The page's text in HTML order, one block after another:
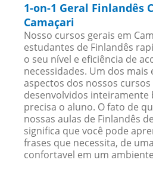
1-on-1 Geral Finlandês
Camaçari
Nosso cursos gerais em
estudantes de Finlandês
o seu nível e eficiência de
necessidades. Um dos mais
aspectos dos nossos cursos
desenvolvidos inteiramente
precisa o aluno. O fato de
nossas aulas de Finlandês
significa que você pode
frases que necessita, de
confortavel em um